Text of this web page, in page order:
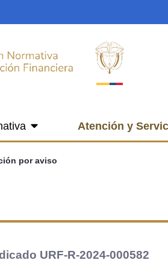
Atención y
por aviso
URF-R-2024-000582